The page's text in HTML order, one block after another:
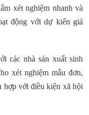
xét nghiệm nhanh và
động với dự kiến giá
các nhà sản xuất sinh
xét nghiệm mẫu đơn,
hợp với điều kiện xã hội